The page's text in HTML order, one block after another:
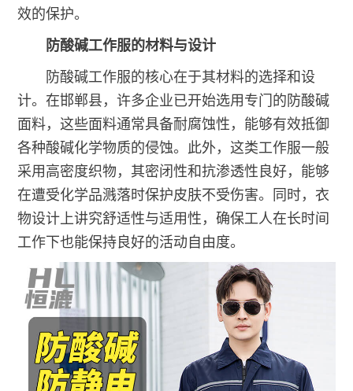
效的保护。
防酸碱工作服的材料与设计
防酸碱工作服的核心在于其材料的选择和设
计。在邯郸县，许多企业已开始选用专门的防酸碱
面料，这些面料通常具备耐腐蚀性，能够有效抵御
各种酸碱化学物质的侵蚀。此外，这类工作服一般
采用高密度织物，其密闭性和抗渗透性良好，能够
在遭受化学品溅落时保护皮肤不受伤害。同时，衣
物设计上讲究舒适性与适用性，确保工人在长时间
工作下也能保持良好的活动自由度。